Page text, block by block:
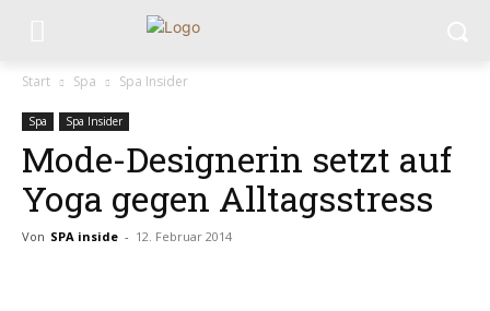
Start Spa Spa Insider
Spa Spa Insider
Mode-Designerin setzt auf
Yoga gegen Alltagsstress
Von SPA inside - 12. Februar 2014